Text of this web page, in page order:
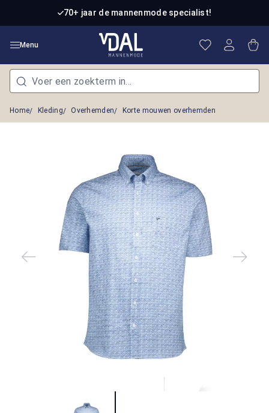
Ga naar de hoofdinhoud70+ jaar de mannenmode specialist!
Menu Je hebt 0
Home Kleding Overhemden Korte mouwen overhemden